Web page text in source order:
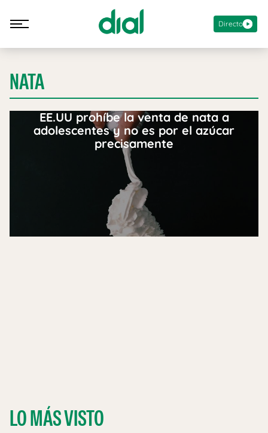
Directo
NATA
EE.UU prohíbe la venta de nata a
adolescentes y no es por el azúcar
precisamente
LO MÁS VISTO